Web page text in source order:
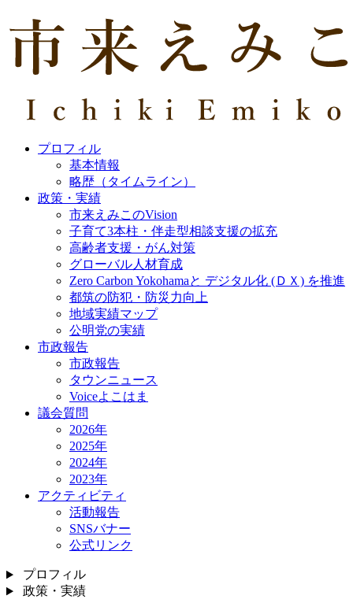
プロフィル
基本情報
略歴（タイムライン）
政策・実績
市来えみこのVision
子育て3本柱・伴走型相談支援の拡充
高齢者支援・がん対策
グローバル人材育成
Zero Carbon Yokohamaと デジタル化 (ＤＸ) を推進
都筑の防犯・防災力向上
地域実績マップ
公明党の実績
市政報告
市政報告
タウンニュース
Voiceよこはま
議会質問
2026年
2025年
2024年
2023年
アクティビティ
活動報告
SNSバナー
公式リンク
プロフィル
政策・実績